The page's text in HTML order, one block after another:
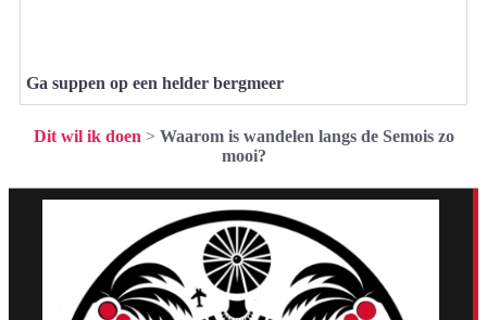
Ga suppen op een helder bergmeer
Dit wil ik doen > Waarom is wandelen langs de Semois zo
mooi?